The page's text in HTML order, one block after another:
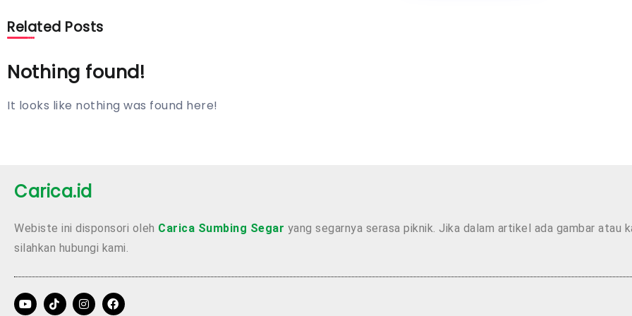
Related Posts
Nothing found!
It looks like nothing was found here!
Carica.id
Webiste ini disponsori oleh Carica Sumbing Segar yang segarnya serasa piknik. Jika dalam artikel ada gambar atau
silahkan hubungi kami.